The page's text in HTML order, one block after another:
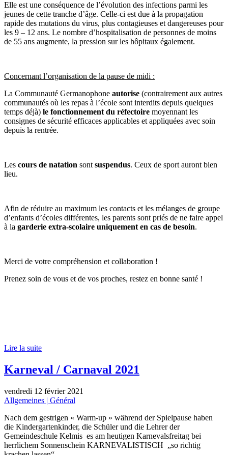
Elle est une conséquence de l’évolution des infections parmi les
jeunes de cette tranche d’âge. Celle-ci est due à la propagation
rapide des mutations du virus, plus contagieuses et dangereuses pour
les 9 – 12 ans. Le nombre d’hospitalisation de personnes de moins
de 55 ans augmente, la pression sur les hôpitaux également.
Concernant l’organisation de la pause de midi :
La Communauté Germanophone autorise (contrairement aux autres
communautés où les repas à l’école sont interdits depuis quelques
temps déjà) le fonctionnement du réfectoire moyennant les
consignes de sécurité efficaces applicables et appliquées avec soin
depuis la rentrée.
Les cours de natation sont suspendus. Ceux de sport auront bien
lieu.
Afin de réduire au maximum les contacts et les mélanges de groupe
d’enfants d’écoles différentes, les parents sont priés de ne faire appel
à la garderie extra-scolaire uniquement en cas de besoin.
Merci de votre compréhension et collaboration !
Prenez soin de vous et de vos proches, restez en bonne santé !
Lire la suite
Karneval / Carnaval 2021
vendredi 12 février 2021
Allgemeines | Général
Nach dem gestrigen « Warm-up » während der Spielpause haben
die Kindergartenkinder, die Schüler und die Lehrer der
Gemeindeschule Kelmis es am heutigen Karnevalsfreitag bei
herrlichem Sonnenschein KARNEVALISTISCH „so richtig